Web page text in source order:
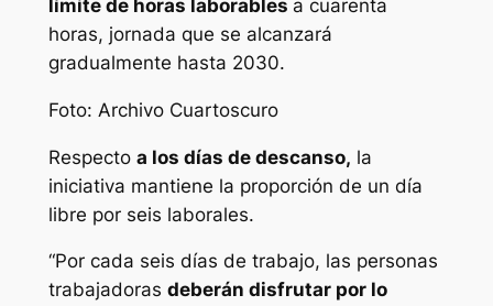
límite de horas laborables a cuarenta
horas, jornada que se alcanzará
gradualmente hasta 2030.
Foto: Archivo Cuartoscuro
Respecto a los días de descanso, la
iniciativa mantiene la proporción de un día
libre por seis laborales.
“Por cada seis días de trabajo, las personas
trabajadoras deberán disfrutar por lo